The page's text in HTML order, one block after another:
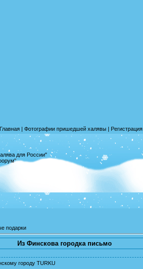
Главная | Фотографии пришедшей халявы | Регистрация
для России"
подарки
Из Финскова городка письмо
городу TURKU